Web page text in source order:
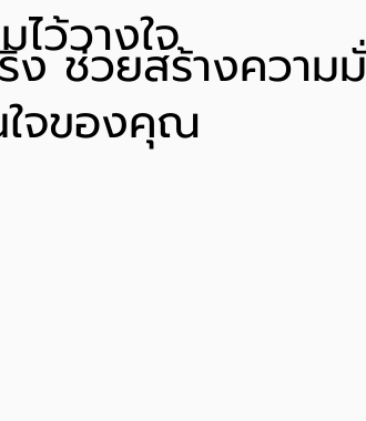
ง ช่วยสร้างความ
ใจของคุณ
ว้วางใจ